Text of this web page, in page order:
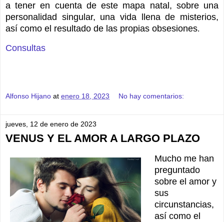
a tener en cuenta de este mapa natal, sobre una
personalidad singular, una vida llena de misterios,
así como el resultado de las propias obsesiones.
Consultas
Alfonso Hijano at enero 18, 2023 No hay comentarios:
jueves, 12 de enero de 2023
VENUS Y EL AMOR A LARGO PLAZO
Mucho me han
preguntado
sobre el amor y
sus
circunstancias,
así como el